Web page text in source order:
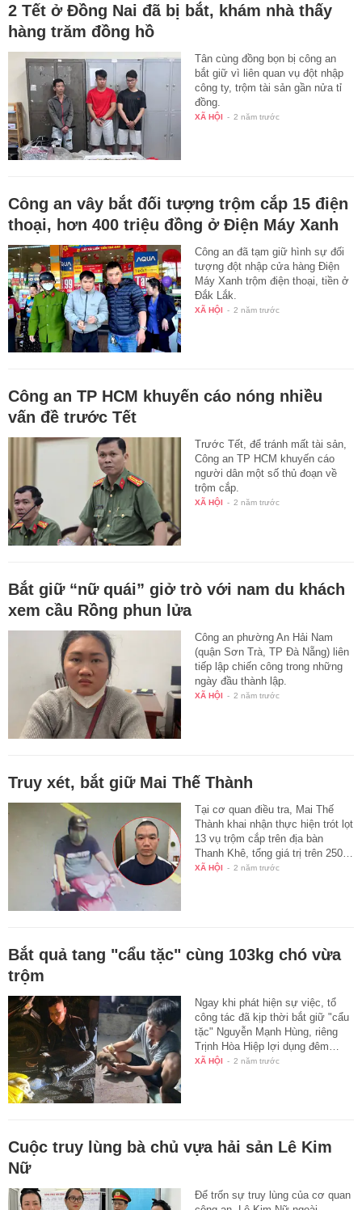
2 Tết ở Đồng Nai đã bị bắt, khám nhà thấy
hàng trăm đồng hồ
Tân cùng đồng bọn bị công an
bắt giữ vì liên quan vụ đột nhập
công ty, trộm tài sản gần nửa tỉ
đồng.
XÃ HỘI - 2 năm trước
Công an vây bắt đối tượng trộm cắp 15 điện
thoại, hơn 400 triệu đồng ở Điện Máy Xanh
Công an đã tạm giữ hình sự đối
tượng đột nhập cửa hàng Điện
Máy Xanh trộm điện thoại, tiền ở
Đắk Lắk.
XÃ HỘI - 2 năm trước
Công an TP HCM khuyến cáo nóng nhiều
vấn đề trước Tết
Trước Tết, để tránh mất tài sản,
Công an TP HCM khuyến cáo
người dân một số thủ đoạn về
trộm cắp.
XÃ HỘI - 2 năm trước
Bắt giữ “nữ quái” giở trò với nam du khách
xem cầu Rồng phun lửa
Công an phường An Hải Nam
(quận Sơn Trà, TP Đà Nẵng) liên
tiếp lập chiến công trong những
ngày đầu thành lập.
XÃ HỘI - 2 năm trước
Truy xét, bắt giữ Mai Thế Thành
Tại cơ quan điều tra, Mai Thế
Thành khai nhận thực hiện trót lọt
13 vụ trộm cắp trên địa bàn
Thanh Khê, tổng giá trị trên 250…
XÃ HỘI - 2 năm trước
Bắt quả tang "cẩu tặc" cùng 103kg chó vừa
trộm
Ngay khi phát hiện sự việc, tổ
công tác đã kịp thời bắt giữ "cẩu
tặc" Nguyễn Mạnh Hùng, riêng
Trịnh Hòa Hiệp lợi dụng đêm…
XÃ HỘI - 2 năm trước
Cuộc truy lùng bà chủ vựa hải sản Lê Kim
Nữ
Để trốn sự truy lùng của cơ quan